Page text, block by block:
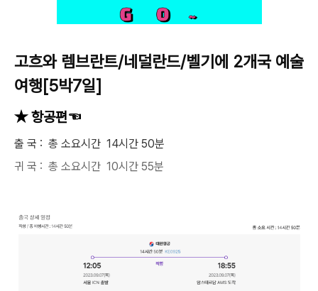
고흐와 렘브란트/네덜란드/벨기에 2개국 예술
여행[5박7일]
★ 항공편☜
출 국 : 총 소요시간 14시간 50분
귀 국 : 총 소요시간 10시간 55분